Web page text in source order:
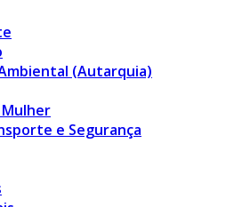
(Autarquia)
e Segurança